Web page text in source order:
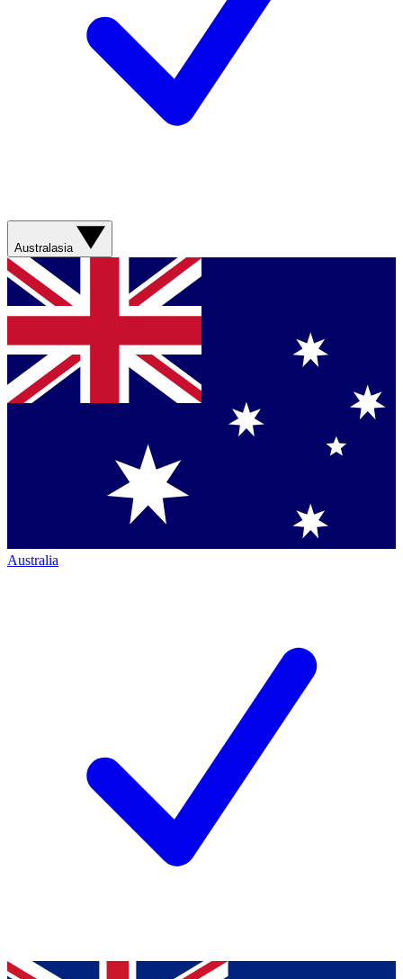
Australasia
Australia